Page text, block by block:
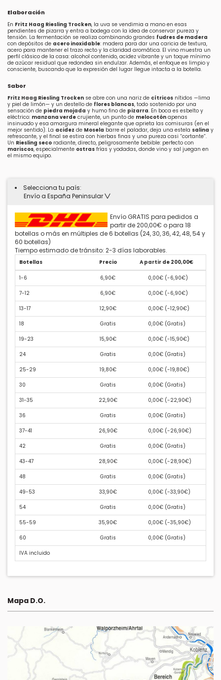
Elaboración
En Fritz Haag Riesling Trocken, la uva se vendimia a mano en esas
pendientes de pizarra y entra a bodega con la idea de conservar pureza y
tensión. La fermentación se realiza combinando grandes fudres de madera
con depósitos de acero inoxidable: madera para dar una caricia de textura,
acero para mantener el trazo recto y la claridad aromática. El vino muestra un
perfil clásico de la casa: alcohol contenido, acidez vibrante y un toque mínimo
de azúcar residual que redondea sin endulzar. Además, el enfoque es limpio y
consciente, buscando que la expresión del lugar llegue intacta a la botella.
Sabor
Fritz Haag Riesling Trocken se abre con una nariz de cítricos nítidos —lima
y piel de limón— y un destello de flores blancas, todo sostenido por una
sensación de piedra mojada y humo fino de pizarra. En boca es esbelto y
eléctrico: manzana verde crujiente, un punto de melocotón apenas
insinuado y esa amargura mineral elegante que aprieta las comisuras (en el
mejor sentido). La acidez de Mosela barre el paladar, deja una estela salina y
refrescante, y el final se estira con hierbas finas y una pureza casi “cortante”.
Un Riesling seco radiante, directo, peligrosamente bebible: perfecto con
mariscos, especialmente ostras frías y yodadas, donde vino y sal juegan en
el mismo equipo.
Selecciona tu país:
Envío a España Peninsular
Envío GRATIS para pedidos a
partir de 200,00€ o para 18
botellas o más en múltiples de 6 botellas (24, 30, 36, 42, 48, 54 y
60 botellas)
Tiempo estimado de tránsito: 2-3 días laborables.
Botellas Precio A partir de 200,00€
1-6 6,90€ 0,00€ (-6,90€)
7-12 6,90€ 0,00€ (-6,90€)
13-17 12,90€ 0,00€ (-12,90€)
18 Gratis 0,00€ (Gratis)
19-23 15,90€ 0,00€ (-15,90€)
24 Gratis 0,00€ (Gratis)
25-29 19,80€ 0,00€ (-19,80€)
30 Gratis 0,00€ (Gratis)
31-35 22,90€ 0,00€ (-22,90€)
36 Gratis 0,00€ (Gratis)
37-41 26,90€ 0,00€ (-26,90€)
42 Gratis 0,00€ (Gratis)
43-47 28,90€ 0,00€ (-28,90€)
48 Gratis 0,00€ (Gratis)
49-53 33,90€ 0,00€ (-33,90€)
54 Gratis 0,00€ (Gratis)
55-59 35,90€ 0,00€ (-35,90€)
60 Gratis 0,00€ (Gratis)
IVA incluido
Mapa D.O.